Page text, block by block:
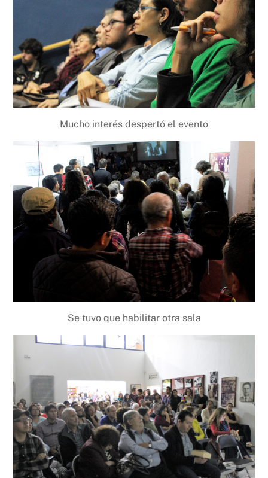
Mucho interés despertó el evento
Se tuvo que habilitar otra sala